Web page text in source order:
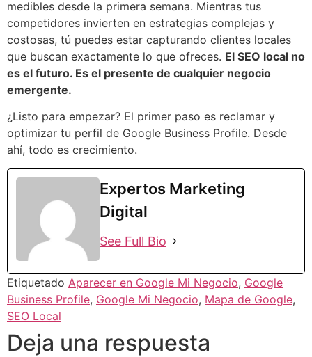
medibles desde la primera semana. Mientras tus
competidores invierten en estrategias complejas y
costosas, tú puedes estar capturando clientes locales
que buscan exactamente lo que ofreces. El SEO local no
es el futuro. Es el presente de cualquier negocio
emergente.
¿Listo para empezar? El primer paso es reclamar y
optimizar tu perfil de Google Business Profile. Desde
ahí, todo es crecimiento.
Expertos Marketing
Digital
See Full Bio
Etiquetado Aparecer en Google Mi Negocio, Google
Business Profile, Google Mi Negocio, Mapa de Google,
SEO Local
Deja una respuesta